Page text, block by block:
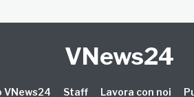
VNews24
Staff Lavora con noi